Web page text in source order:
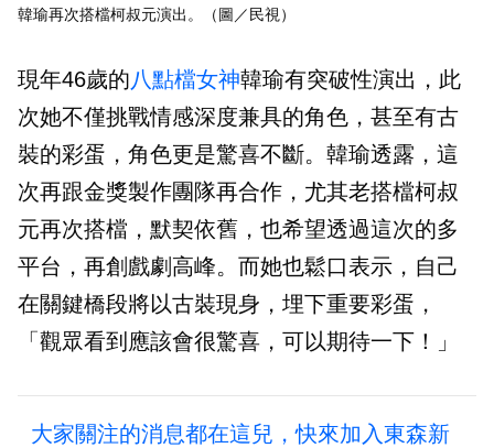
韓瑜再次搭檔柯叔元演出。（圖／民視）
現年46歲的八點檔女神韓瑜有突破性演出，此
次她不僅挑戰情感深度兼具的角色，甚至有古
裝的彩蛋，角色更是驚喜不斷。韓瑜透露，這
次再跟金獎製作團隊再合作，尤其老搭檔柯叔
元再次搭檔，默契依舊，也希望透過這次的多
平台，再創戲劇高峰。而她也鬆口表示，自己
在關鍵橋段將以古裝現身，埋下重要彩蛋，
「觀眾看到應該會很驚喜，可以期待一下！」
大家關注的消息都在這兒，快來加入東森新